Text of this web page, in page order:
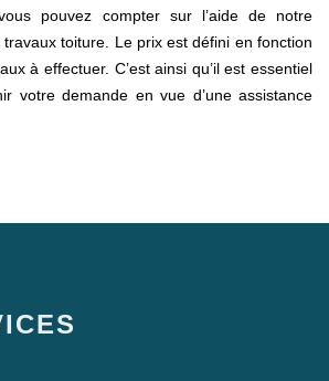
pouvez compter sur l’aide de notre
toiture. Le prix est défini en fonction
à effectuer. C’est ainsi qu’il est essentiel
votre demande en vue d’une assistance